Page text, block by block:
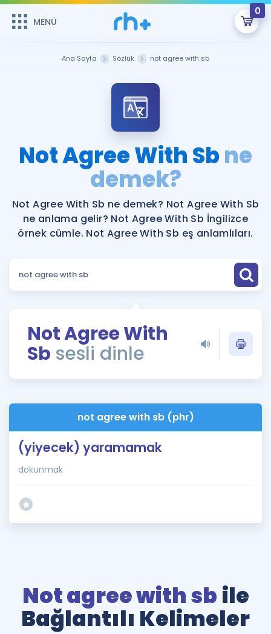
MENÜ
0
Şifremi Hatırlamıyorum
Sepetin Şu An Boş.
Remzi Hoca ile seni sınava hazırlayacak onlarca eğitim seni
bekliyor!
MENÜ
Katılımcı Görüşleri
Faydalı Araçlar
Ücretsiz Kaynaklar
Puan Hesaplama
ÖSYM Sınav Takvimi
Kampanyalar
İngilizce Gramer
Blog
İngilizce Gramer
Ana Sayfa Sözlük not agree with sb
Not Agree With Sbne
demek?
Not Agree With Sb ne demek? Not Agree With Sb
ne anlama gelir? Not Agree With Sb İngilizce
örnek cümle. Not Agree With Sb eş anlamlıları.
Not Agree With
Sb sesli dinle
not agree with sb (phr)
(yiyecek) yaramamak
dokunmak
Not agree with sb ile
Bağlantılı Kelimeler